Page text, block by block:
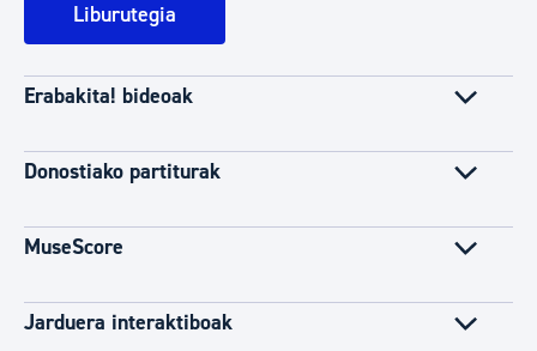
Liburutegia
Erabakita! bideoak
Donostiako partiturak
MuseScore
Jarduera interaktiboak